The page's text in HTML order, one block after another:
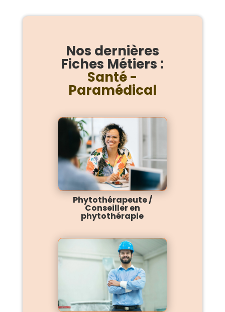
Nos dernières
Fiches Métiers :
Santé -
Paramédical
Phytothérapeute /
Conseiller en
phytothérapie